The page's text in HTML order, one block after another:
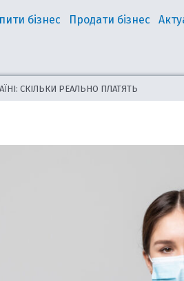
бізнес Продати бізнес
СКІЛЬКИ РЕАЛЬНО ПЛАТЯТЬ